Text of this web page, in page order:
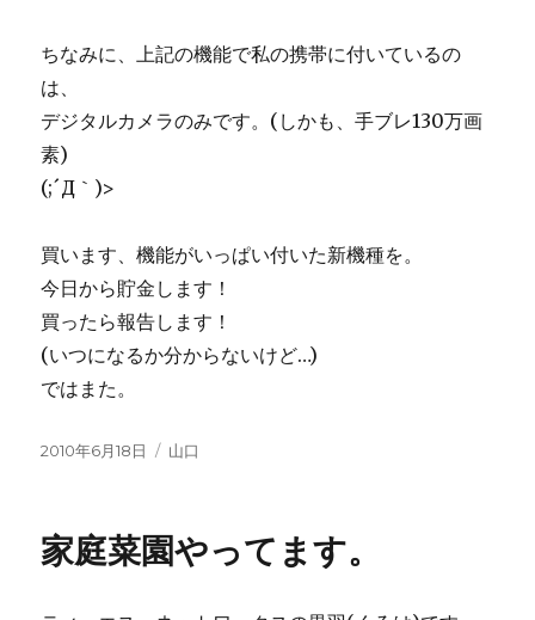
ちなみに、上記の機能で私の携帯に付いているの
は、
デジタルカメラのみです。(しかも、手ブレ130万画
素)
(;´Д｀)>
買います、機能がいっぱい付いた新機種を。
今日から貯金します！
買ったら報告します！
(いつになるか分からないけど…)
ではまた。
投
2010年6月18日
カ
ー
山口
家庭菜園やってます。